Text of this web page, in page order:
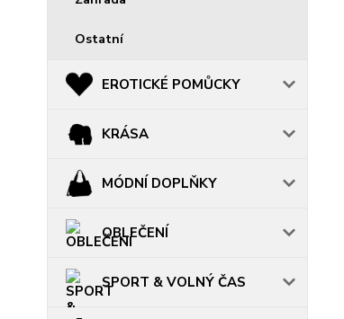
Ostatní
EROTICKÉ POMŮCKY
KRÁSA
MÓDNÍ DOPLŇKY
OBLEČENÍ
SPORT & VOLNÝ ČAS